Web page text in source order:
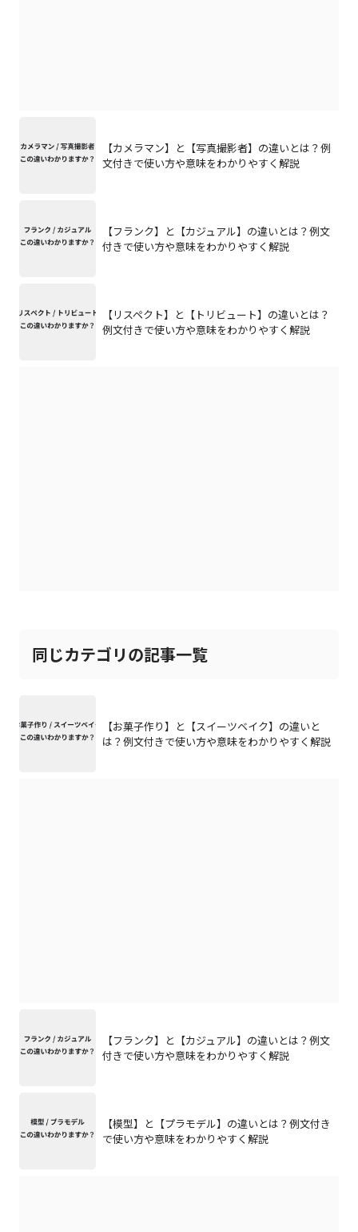
【カメラマン】と【写真撮影者】の違いとは？例
文付きで使い方や意味をわかりやすく解説
【フランク】と【カジュアル】の違いとは？例文
付きで使い方や意味をわかりやすく解説
【リスペクト】と【トリビュート】の違いとは？
例文付きで使い方や意味をわかりやすく解説
同じカテゴリの記事一覧
【お菓子作り】と【スイーツベイク】の違いと
は？例文付きで使い方や意味をわかりやすく解説
【フランク】と【カジュアル】の違いとは？例文
付きで使い方や意味をわかりやすく解説
【模型】と【プラモデル】の違いとは？例文付き
で使い方や意味をわかりやすく解説